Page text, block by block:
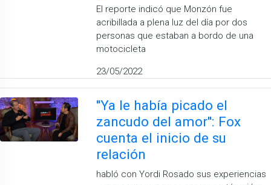
El reporte indicó que Monzón fue
acribillada a plena luz del día por dos
personas que estaban a bordo de una
motocicleta
23/05/2022
''Ya le había picado el
zancudo del amor'': Fox
cuenta el inicio de su
relación
habló con Yordi Rosado sus experiencias